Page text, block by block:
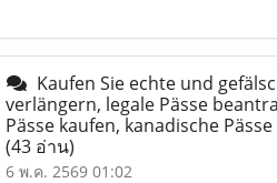
Kaufen Sie echte und
verlängern, legale Pässe
Pässe kaufen, kanadische
(43 อ่าน)
6 พ.ค. 2569 01:02